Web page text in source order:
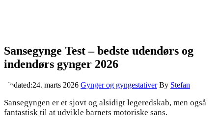
Sansegynge Test – bedste udendørs og
indendørs gynger 2026
Updated:24. marts 2026 Gynger og gyngestativer By Stefan
Sansegyngen er et sjovt og alsidigt legeredskab, men også
fantastisk til at udvikle barnets motoriske sans.